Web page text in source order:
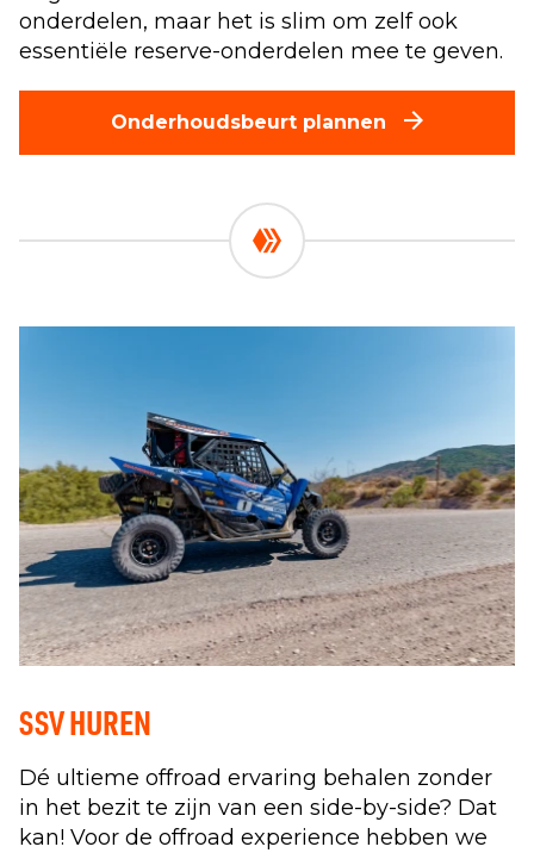
onderdelen, maar het is slim om zelf ook
essentiële reserve-onderdelen mee te geven.
Onderhoudsbeurt plannen
SSV HUREN
Dé ultieme offroad ervaring behalen zonder
in het bezit te zijn van een side-by-side? Dat
kan! Voor de offroad experience hebben we